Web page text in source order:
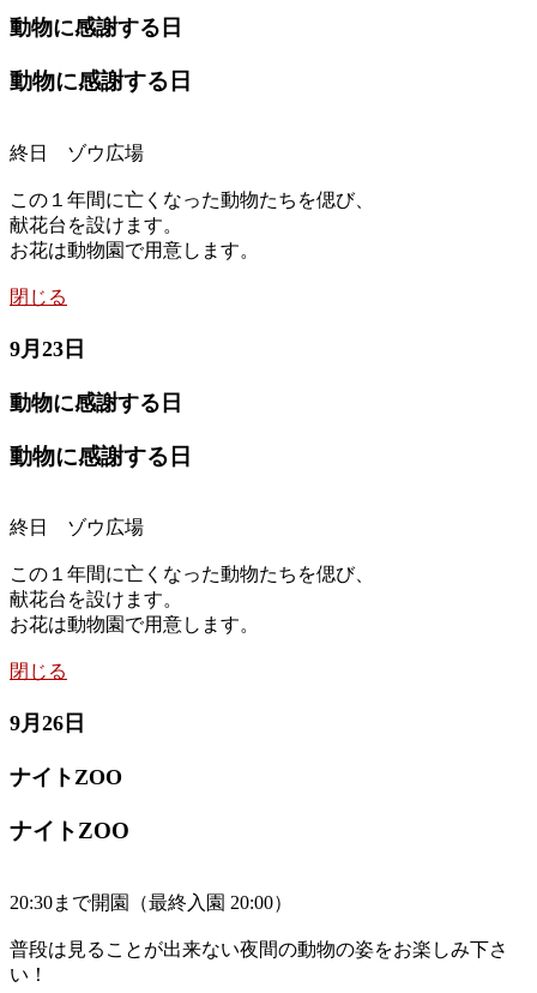
動物に感謝する日
動物に感謝する日
終日 ゾウ広場
この１年間に亡くなった動物たちを偲び、
献花台を設けます。
お花は動物園で用意します。
閉じる
9月23日
動物に感謝する日
動物に感謝する日
終日 ゾウ広場
この１年間に亡くなった動物たちを偲び、
献花台を設けます。
お花は動物園で用意します。
閉じる
9月26日
ナイトZOO
ナイトZOO
20:30まで開園（最終入園 20:00）
普段は見ることが出来ない夜間の動物の姿をお楽しみ下さ
い！